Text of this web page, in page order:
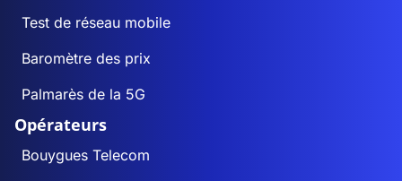
Test de réseau mobile
Baromètre des prix
Palmarès de la 5G
Opérateurs
Bouygues Telecom